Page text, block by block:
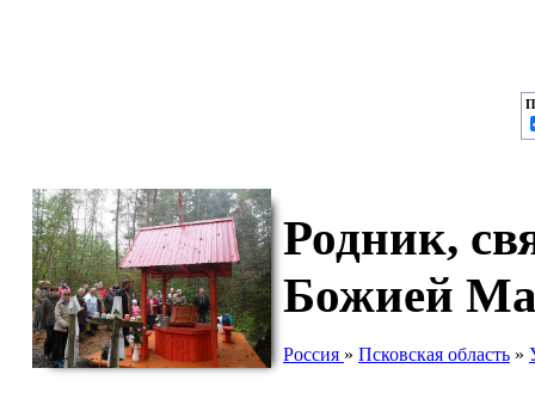
Родник,
Божией
Россия » Псковская область »